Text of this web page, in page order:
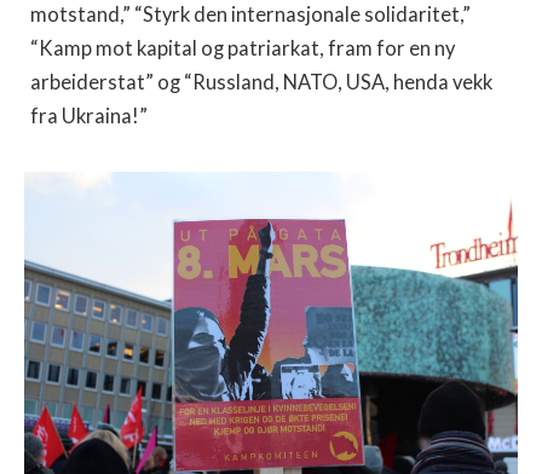
motstand,” “Styrk den internasjonale solidaritet,”
“Kamp mot kapital og patriarkat, fram for en ny
arbeiderstat” og “Russland, NATO, USA, henda vekk
fra Ukraina!”